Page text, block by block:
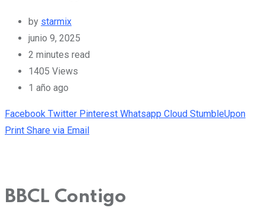
by starmix
junio 9, 2025
2 minutes read
1405 Views
1 año ago
Facebook Twitter Pinterest Whatsapp Cloud StumbleUpon
Print Share via Email
BBCL Contigo